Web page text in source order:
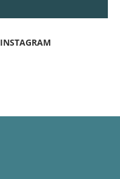
INSTAGRAM